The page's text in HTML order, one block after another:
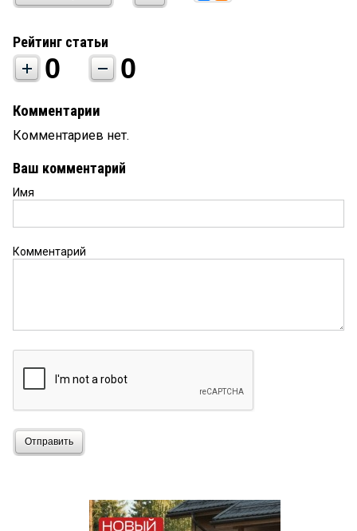
Рейтинг статьи
0 0
Комментарии
Комментариев нет.
Ваш комментарий
Имя
Комментарий
Отправить